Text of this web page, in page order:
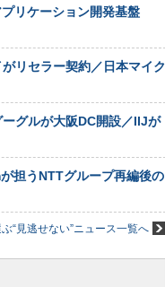
リケーション開発基盤
リセラー契約／日本マイク
グルが大阪DC開設／IIJが
担うNTTグループ再編後の
“見逃せない”ニュース一覧へ